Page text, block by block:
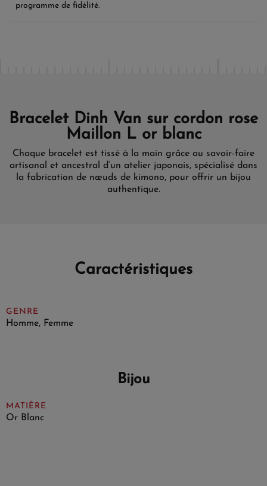
programme de fidélité.
Bracelet Dinh Van sur cordon rose
Maillon L or blanc
Chaque bracelet est tissé à la main grâce au savoir-faire
artisanal et ancestral d’un atelier japonais, spécialisé dans
la fabrication de nœuds de kimono, pour offrir un bijou
authentique.
Caractéristiques
GENRE
Homme, Femme
Bijou
MATIÈRE
Or Blanc